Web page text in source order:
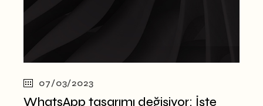
07/03/2023
WhatsApp tasarımı değişiyor: İşte